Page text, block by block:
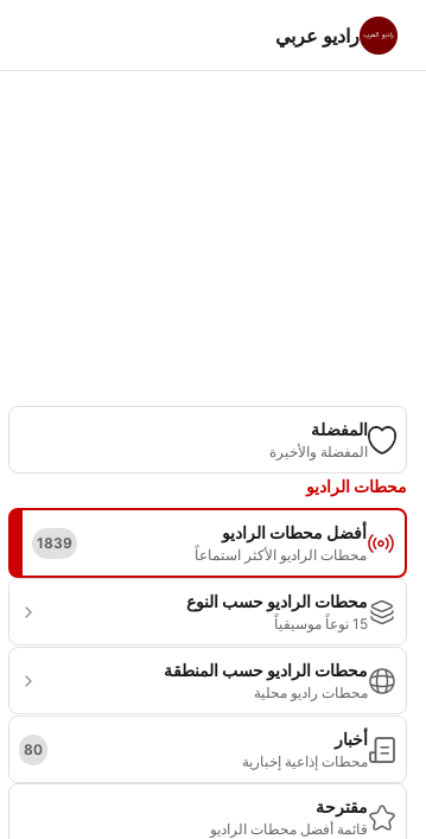
راديو عربي
المفضلة
المفضلة والأخيرة
محطات الراديو
أفضل محطات الراديو
محطات الراديو الأكثر استماعاً
1839
محطات الراديو حسب النوع
15 نوعاً موسيقياً
محطات الراديو حسب المنطقة
محطات راديو محلية
أخبار
محطات إذاعية إخبارية
80
مقترحة
قائمة أفضل محطات الراديو